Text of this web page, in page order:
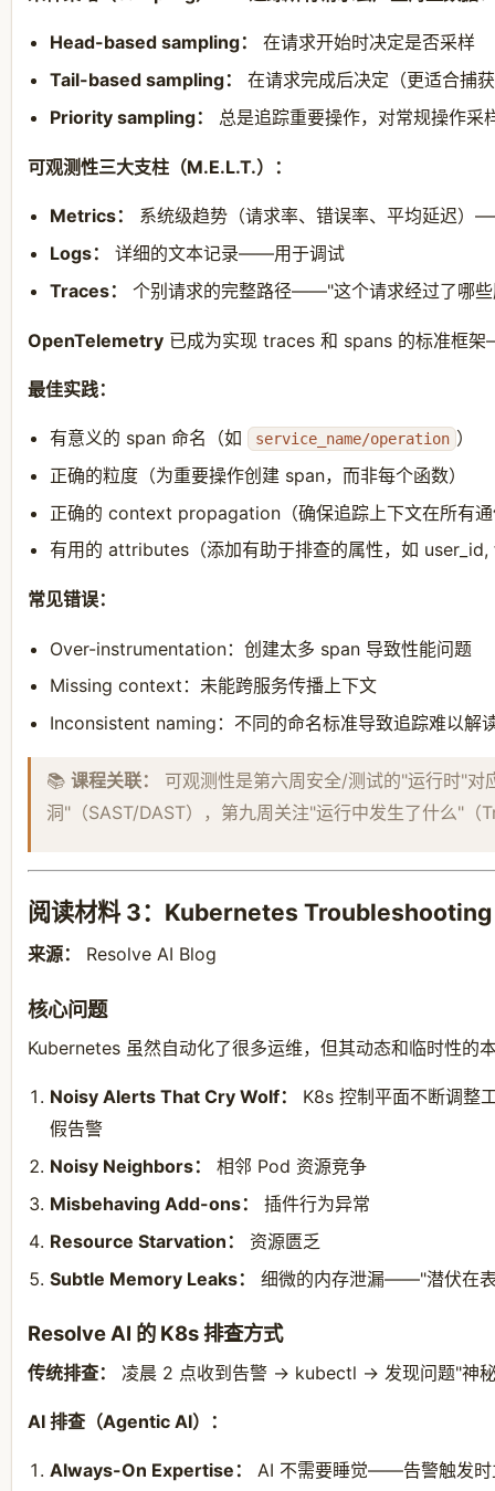
Head-based sampling：
在请求开始时决定是否采样
Tail-based sampling：
在请求完成后决定（更适合捕
Priority sampling：
总是追踪重要操作，对常规操作采
可观测性三大支柱（M.E.L.T.）：
Metrics：
系统级趋势（请求率、错误率、平均延迟
Logs：
详细的文本记录——用于调试
Traces：
个别请求的完整路径——"这个请求经过了哪
OpenTelemetry 已成为实现 traces 和 spans 的标准框
最佳实践：
有意义的 span 命名（如 service_name/operation ）
正确的粒度（为重要操作创建 span，而非每个函数）
正确的 context propagation（确保追踪上下文在所有
有用的 attributes（添加有助于排查的属性，如
常见错误：
Over-instrumentation：创建太多 span 导致性能问题
Missing context：未能跨服务传播上下文
Inconsistent naming：不同的命名标准导致追踪难以解
📚课程关联：
可观测性是第六周安全/测试的"运行时"
洞"（SAST/DAST），第九周关注"运行中发生了什么"
阅读材料 3：Kubernetes
来源： Resolve AI Blog
核心问题
Kubernetes 虽然自动化了很多运维，但其动态和临时性的
Noisy Alerts That Cry Wolf：
K8s 控制平面不断调整
假告警
Noisy Neighbors：
相邻 Pod 资源竞争
Misbehaving Add-ons：
插件行为异常
Resource Starvation：
资源匮乏
Subtle Memory Leaks：
细微的内存泄漏——"潜伏在
Resolve AI 的 K8s 排查方式
传统排查： 凌晨 2 点收到告警 → kubectl → 发现问题"神
AI 排查（Agentic AI）：
Always-On Expertise：
AI 不需要睡觉——告警触发时